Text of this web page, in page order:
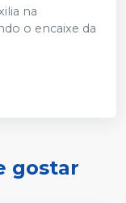
na
o encaixe da
gostar